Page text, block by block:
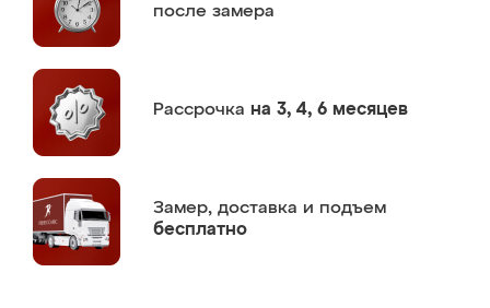
после замера
Рассрочка на 3, 4, 6 месяцев
Замер, доставка и подъем
бесплатно